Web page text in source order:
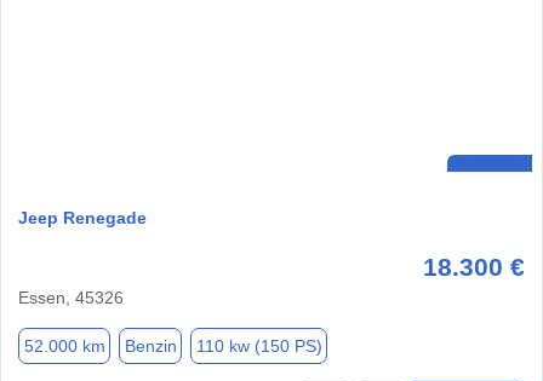
Jeep Renegade
18.300 €
Essen, 45326
52.000 km Benzin 110 kw (150 PS)